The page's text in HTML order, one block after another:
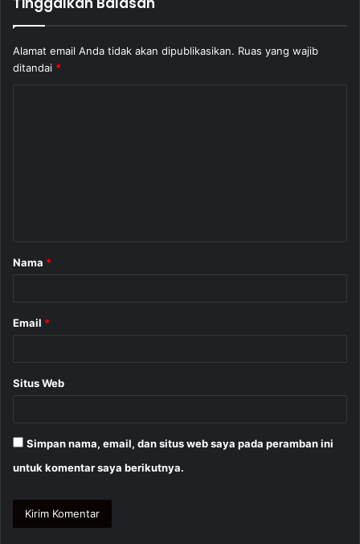
Alamat email Anda tidak akan dipublikasikan. Ruas yang wajib
ditandai *
r
Nama *
Email *
Situs Web
Simpan nama, email, dan situs web saya pada peramban ini
untuk komentar saya berikutnya.